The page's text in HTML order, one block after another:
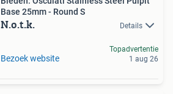
Base 25mm - Round S
N.o.t.k. Details
Bezoek website
Topadvertentie
1 aug 26